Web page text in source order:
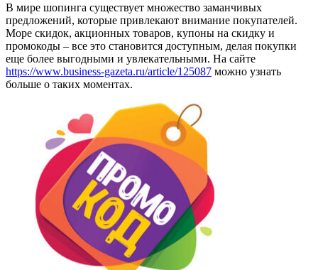
В мире шопинга существует множество заманчивых
предложений, которые привлекают внимание покупателей.
Море скидок, акционных товаров, купоны на скидку и
промокоды – все это становится доступным, делая покупки
еще более выгодными и увлекательными. На сайте
https://www.business-gazeta.ru/article/125087 можно узнать
больше о таких моментах.